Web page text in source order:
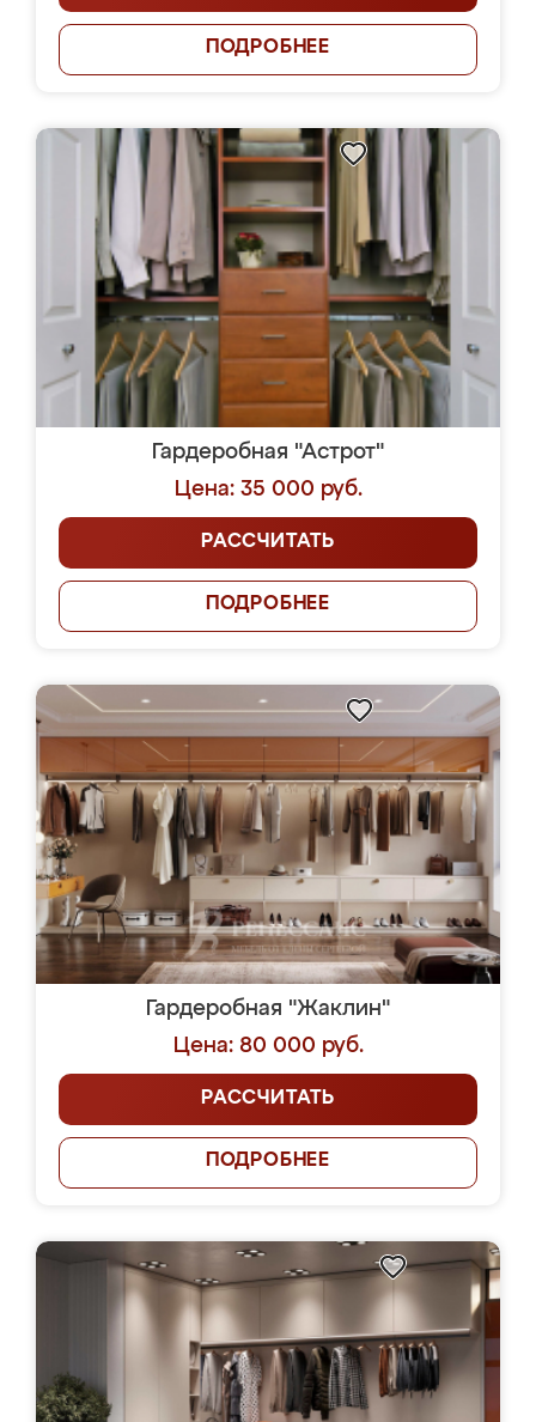
ПОДРОБНЕЕ
Гардеробная "Астрот"
Цена: 35 000 руб.
РАССЧИТАТЬ
ПОДРОБНЕЕ
Гардеробная "Жаклин"
Цена: 80 000 руб.
РАССЧИТАТЬ
ПОДРОБНЕЕ